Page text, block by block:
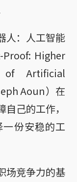
人：人工智能
Higher
Artificial
Aoun）在
己的工作，
份安稳的工
场竞争力的基